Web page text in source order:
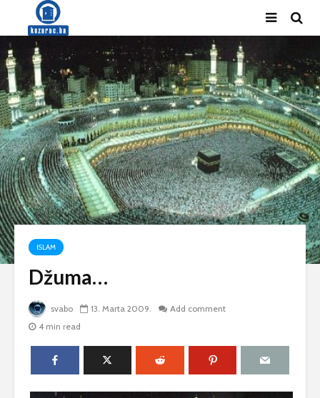
ISLAM
Džuma…
svabo 13. Marta 2009.
Add comment
4 min read